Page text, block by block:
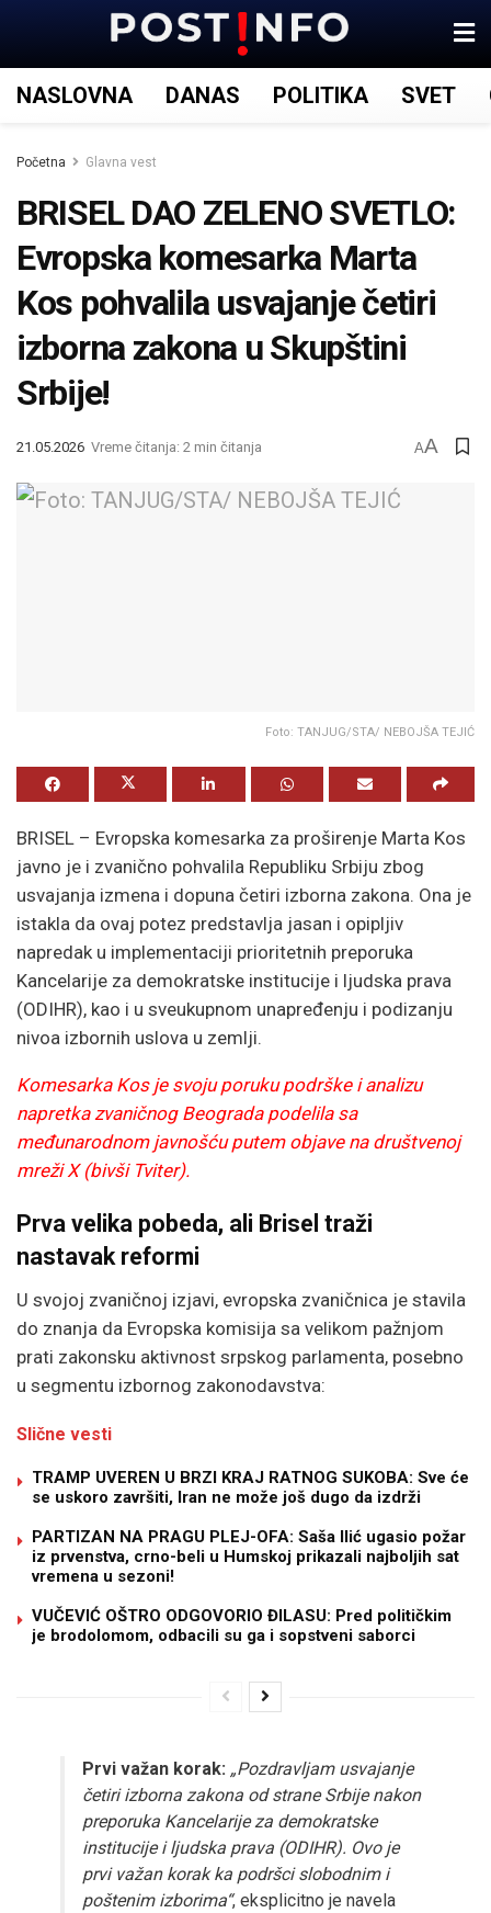
NASLOVNA DANAS POLITIKA SVET
Početna Glavna vest
BRISEL DAO ZELENO SVETLO:
Evropska komesarka Marta
Kos pohvalila usvajanje četiri
izborna zakona u Skupštini
Srbije!
21.05.2026 Vreme čitanja: 2 min čitanja AA
Foto: TANJUG/STA/ NEBOJŠA TEJIĆ
BRISEL – Evropska komesarka za proširenje Marta Kos
javno je i zvanično pohvalila Republiku Srbiju zbog
usvajanja izmena i dopuna četiri izborna zakona. Ona je
istakla da ovaj potez predstavlja jasan i opipljiv
napredak u implementaciji prioritetnih preporuka
Kancelarije za demokratske institucije i ljudska prava
(ODIHR), kao i u sveukupnom unapređenju i podizanju
nivoa izbornih uslova u zemlji.
Komesarka Kos je svoju poruku podrške i analizu
napretka zvaničnog Beograda podelila sa
međunarodnom javnošću putem objave na društvenoj
mreži X (bivši Tviter).
Prva velika pobeda, ali Brisel traži
nastavak reformi
U svojoj zvaničnoj izjavi, evropska zvaničnica je stavila
do znanja da Evropska komisija sa velikom pažnjom
prati zakonsku aktivnost srpskog parlamenta, posebno
u segmentu izbornog zakonodavstva:
Slične vesti
TRAMP UVEREN U BRZI KRAJ RATNOG SUKOBA: Sve će
se uskoro završiti, Iran ne može još dugo da izdrži
PARTIZAN NA PRAGU PLEJ-OFA: Saša Ilić ugasio požar
iz prvenstva, crno-beli u Humskoj prikazali najboljih sat
vremena u sezoni!
VUČEVIĆ OŠTRO ODGOVORIO ĐILASU: Pred političkim
je brodolomom, odbacili su ga i sopstveni saborci
Prvi važan korak: „Pozdravljam usvajanje
četiri izborna zakona od strane Srbije nakon
preporuka Kancelarije za demokratske
institucije i ljudska prava (ODIHR). Ovo je
prvi važan korak ka podršci slobodnim i
poštenim izborima“, eksplicitno je navela